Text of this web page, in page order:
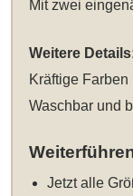
Mit zwei
Weitere
Kräftige
Waschbar und
Jetzt alle